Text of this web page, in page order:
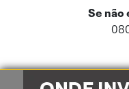
Se não
Este site usa cookies e